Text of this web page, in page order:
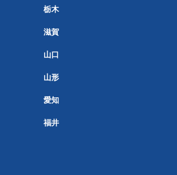
栃木
滋賀
山口
山形
愛知
福井